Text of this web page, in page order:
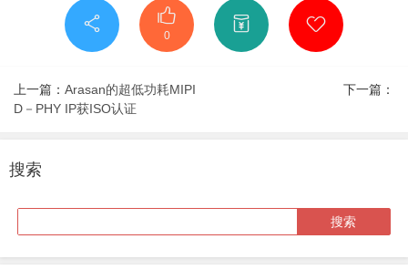
0
上一篇： Arasan的超低功耗MIPI
D－PHY IP获ISO认证
下一篇：
搜索